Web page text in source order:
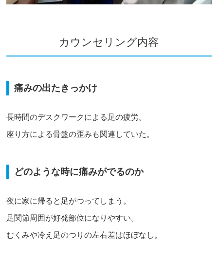
カウンセリング内容
痛みの出たきっかけ
長時間のデスクワークによる足の疲労。
座り方による骨盤の歪みも関連していた。
どのような時に痛みがでるのか
夜に家に帰ると足がつってしまう。
足関節周囲が好発部位になりやすい。
むくみや冷え足のつりの左右差はほぼなし。